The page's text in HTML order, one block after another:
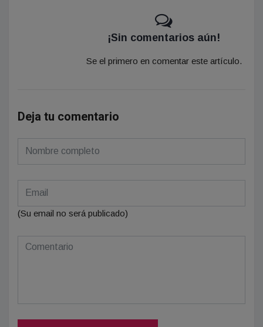
¡Sin comentarios aún!
Se el primero en comentar este artículo.
Deja tu comentario
(Su email no será publicado)